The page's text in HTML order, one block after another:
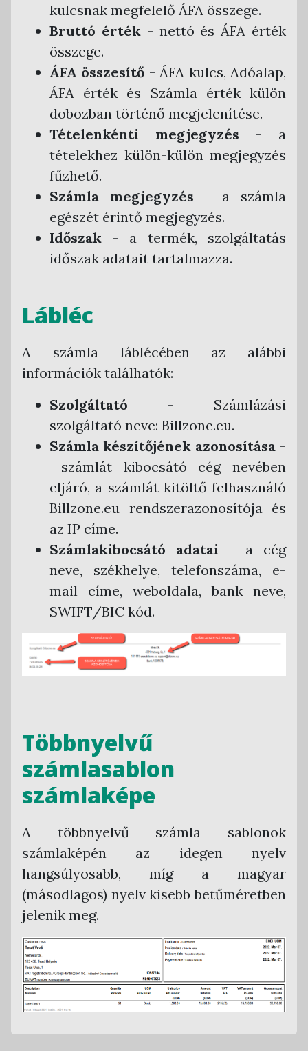
kulcsnak megfelelő ÁFA összege.
Bruttó érték - nettó és ÁFA érték
összege.
ÁFA összesítő - ÁFA kulcs, Adóalap,
ÁFA érték és Számla érték külön
dobozban történő megjelenítése.
Tételenkénti megjegyzés - a
tételekhez külön-külön megjegyzés
fűzhető.
Számla megjegyzés - a számla
egészét érintő megjegyzés.
Időszak - a termék, szolgáltatás
időszak adatait tartalmazza.
Lábléc
A számla láblécében az alábbi
információk találhatók:
Szolgáltató - Számlázási
szolgáltató neve: Billzone.eu.
Számla készítőjének azonosítása -
számlát kibocsátó cég nevében
eljáró, a számlát kitöltő felhasználó
Billzone.eu rendszerazonosítója és
az IP címe.
Számlakibocsátó adatai - a cég
neve, székhelye, telefonszáma, e-
mail címe, weboldala, bank neve,
SWIFT/BIC kód.
Többnyelvű
számlasablon
számlaképe
A többnyelvű számla sablonok
számlaképén az idegen nyelv
hangsúlyosabb, míg a magyar
(másodlagos) nyelv kisebb betűméretben
jelenik meg.